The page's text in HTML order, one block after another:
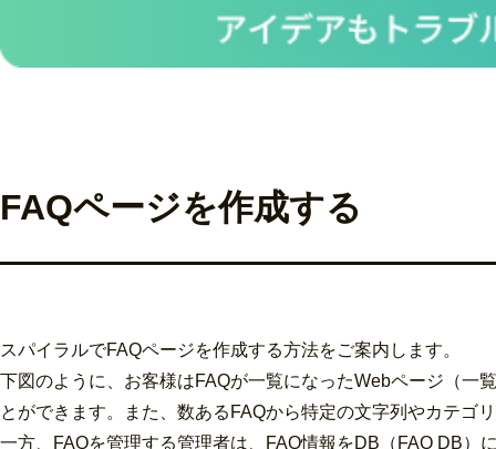
FAQページを作成する
スパイラルでFAQページを作成する方法をご案内します。
下図のように、お客様はFAQが一覧になったWebページ（一
とができます。また、数あるFAQから特定の文字列やカテゴ
一方、FAQを管理する管理者は、FAQ情報をDB（FAQ DB）